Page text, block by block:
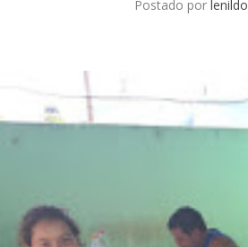
Postado porlenildo